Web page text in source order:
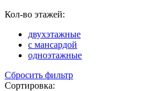
Кол-во этажей:
двухэтажные
с мансардой
одноэтажные
Сбросить фильтр
Сортировка: